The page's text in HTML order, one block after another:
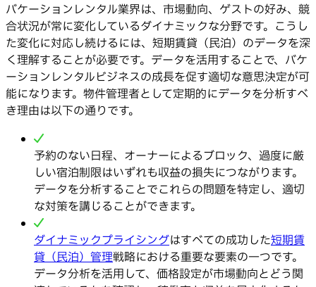
バケーションレンタル業界は、市場動向、ゲストの好み、競
合状況が常に変化しているダイナミックな分野です。こうし
た変化に対応し続けるには、短期賃貸（民泊）のデータを深
く理解することが必要です。データを活用することで、バケ
ーションレンタルビジネスの成長を促す適切な意思決定が可
能になります。物件管理者として定期的にデータを分析すべ
き理由は以下の通りです。
予約のない日程、オーナーによるブロック、過度に厳
しい宿泊制限はいずれも収益の損失につながります。
データを分析することでこれらの問題を特定し、適切
な対策を講じることができます。
ダイナミックプライシングはすべての成功した短期賃
貸（民泊）管理戦略における重要な要素の一つです。
データ分析を活用して、価格設定が市場動向とどう関